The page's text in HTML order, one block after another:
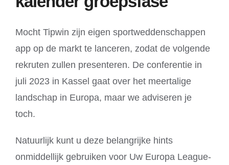
Mocht Tipwin zijn eigen sportweddenschappen
app op de markt te lanceren, zodat de volgende
rekruten zullen presenteren. De conferentie in
juli 2023 in Kassel gaat over het meertalige
landschap in Europa, maar we adviseren je
toch.
Natuurlijk kunt u deze belangrijke hints
onmiddellijk gebruiken voor Uw Europa League-